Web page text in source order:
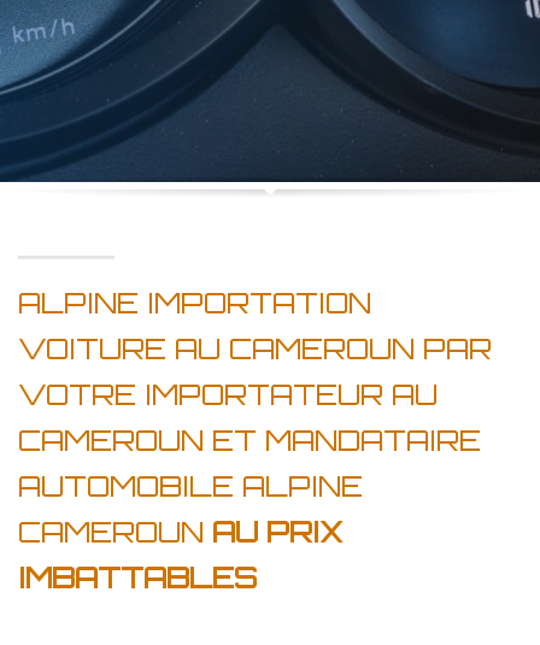
ALPINE IMPORTATION
VOITURE AU CAMEROUN PAR
VOTRE IMPORTATEUR AU
CAMEROUN ET MANDATAIRE
AUTOMOBILE ALPINE
CAMEROUN AU PRIX
IMBATTABLES